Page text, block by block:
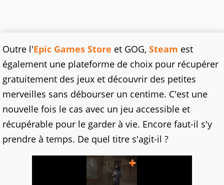
Outre l'Epic Games Store et GOG, Steam est
également une plateforme de choix pour récupérer
gratuitement des jeux et découvrir des petites
merveilles sans débourser un centime. C'est une
nouvelle fois le cas avec un jeu accessible et
récupérable pour le garder à vie. Encore faut-il s'y
prendre à temps. De quel titre s'agit-il ?